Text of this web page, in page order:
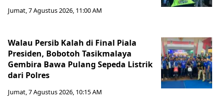
Jumat, 7 Agustus 2026, 11:00 AM
Walau Persib Kalah di Final Piala
Presiden, Bobotoh Tasikmalaya
Gembira Bawa Pulang Sepeda Listrik
dari Polres
Jumat, 7 Agustus 2026, 10:15 AM